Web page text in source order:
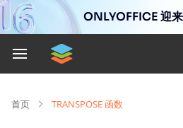
ONLYOFFICE 迎来
首页 TRANSPOSE 函数